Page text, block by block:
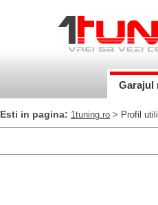
Garajul
Esti in pagina: 1tuning.ro > Profil